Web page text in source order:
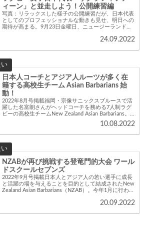
ィーン」と並走しよう！公開練習編
写真：リラックスした様子の公開練習だが、日本代表
としてのプロフェッショナルな動きも見せ、明日への
期待が高まる。9月23日金曜日、ニュージーランドは
行われ、GekkanNZスタッフも許可を得て取...24.09.2022
日本人コーチとアジア人ルーツが多く在
籍する高校生チーム Asian Barbarians 始
動！
2022年8月号掲載福岡・宗像サニックスブルースで活
躍した名富朗さんがヘッドコーチを務める7人制ラグ
ビーの高校生チームNew Zealand Asian Barbarians。
今年1月に行われたセブンズの国際高校大会では初出
10.08.2022
NZABが再び挑戦する登竜門的大会 ワール
ドスクールセブンズ
2022年9月号掲載日本人とアジア人の若い選手に成長
と活躍の場を与えることを目的として結成されたNew
Zealand Asian Barbarians（NZAB）。今年1月に行われ
20.09.2022